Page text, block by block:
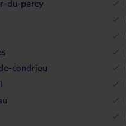
du-percy
condrieu